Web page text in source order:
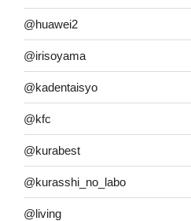
@huawei2
@irisoyama
@kadentaisyo
@kfc
@kurabest
@kurasshi_no_labo
@living